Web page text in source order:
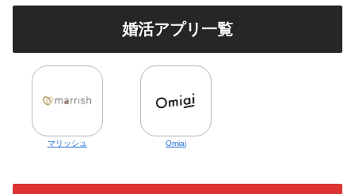
婚活アプリ一覧
マリッシュ Omiai